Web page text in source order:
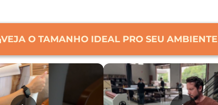
VEJA O TAMANHO IDEAL PRO SEU AMBIENTE